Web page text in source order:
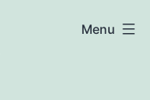
Menu